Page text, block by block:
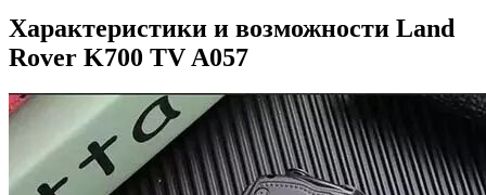
Характеристики и возможности Land
Rover K700 TV A057